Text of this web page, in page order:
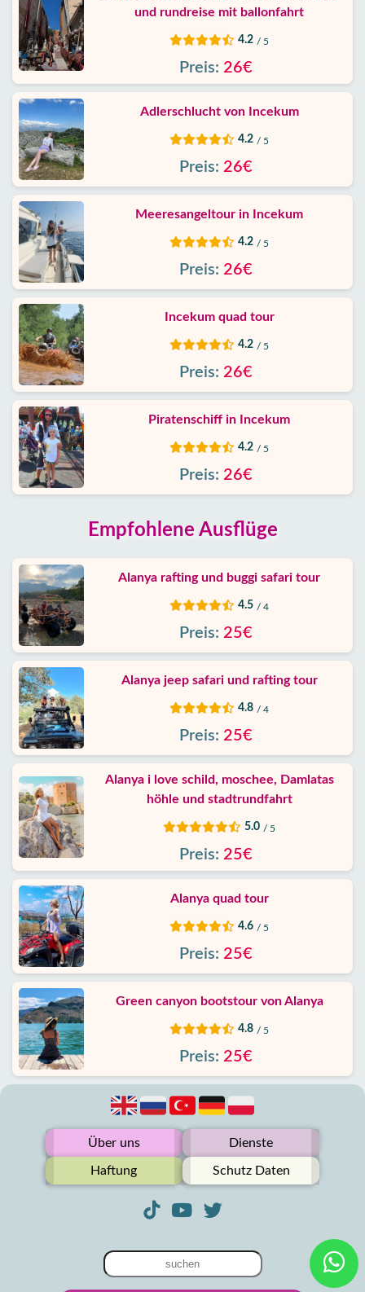
und rundreise mit ballonfahrt
4.2 / 5
Preis: 26€
Adlerschlucht von Incekum
4.2 / 5
Preis: 26€
Meeresangeltour in Incekum
4.2 / 5
Preis: 26€
Incekum quad tour
4.2 / 5
Preis: 26€
Piratenschiff in Incekum
4.2 / 5
Preis: 26€
Empfohlene Ausflüge
Alanya rafting und buggi safari tour
4.5 / 4
Preis: 25€
Alanya jeep safari und rafting tour
4.8 / 4
Preis: 25€
Alanya i love schild, moschee, Damlatas
höhle und stadtrundfahrt
5.0 / 5
Preis: 25€
Alanya quad tour
4.6 / 5
Preis: 25€
Green canyon bootstour von Alanya
4.8 / 5
Preis: 25€
Über uns Dienste
Haftung Schutz Daten